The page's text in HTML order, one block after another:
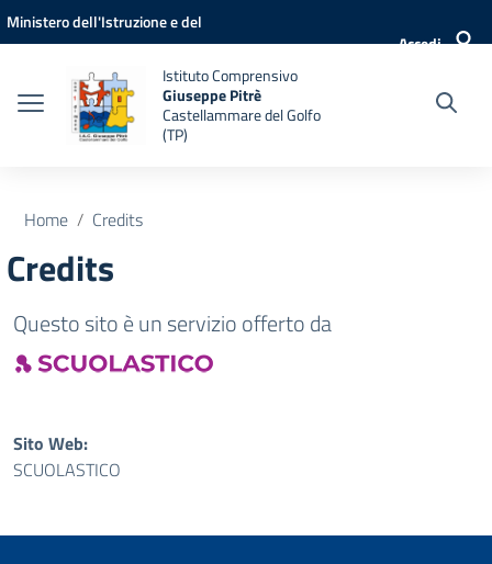
Vai ai contenuti
Vai al menu di navigazione
Vai al footer
Ministero dell'Istruzione e del
Accedi
Istituto Comprensivo
Giuseppe Pitrè
Castellammare del Golfo
(TP)
Home Credits
Credits
Questo sito è un servizio offerto da
Sito Web:
SCUOLASTICO